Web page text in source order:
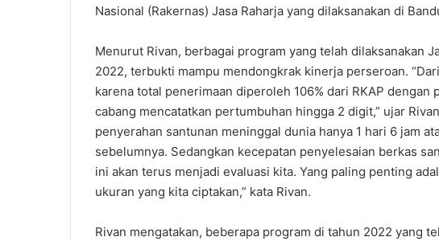
Nasional (Rakernas) Jasa Raharja yang dilaksanakan di
Menurut Rivan, berbagai program yang telah dilaksanakan
2022, terbukti mampu mendongkrak kinerja perseroan.
karena total penerimaan diperoleh 106% dari RKAP dengan
cabang mencatatkan pertumbuhan hingga 2 digit,” ujar
penyerahan santunan meninggal dunia hanya 1 hari 6 jam
sebelumnya. Sedangkan kecepatan penyelesaian berkas
ini akan terus menjadi evaluasi kita. Yang paling penting
ukuran yang kita ciptakan,” kata Rivan.
Rivan mengatakan, beberapa program di tahun 2022 yang